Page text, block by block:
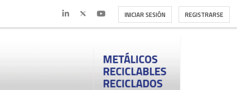
INICIAR SESIÓN REGISTRARSE